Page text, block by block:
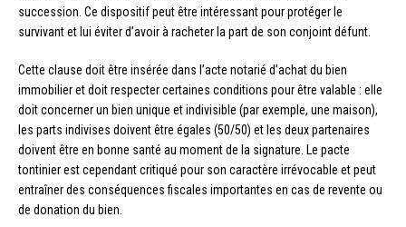
succession. Ce dispositif peut être intéressant pour protéger le
survivant et lui éviter d’avoir à racheter la part de son conjoint défunt.
Cette clause doit être insérée dans l’acte notarié d’achat du bien
immobilier et doit respecter certaines conditions pour être valable : elle
doit concerner un bien unique et indivisible (par exemple, une maison),
les parts indivises doivent être égales (50/50) et les deux partenaires
doivent être en bonne santé au moment de la signature. Le pacte
tontinier est cependant critiqué pour son caractère irrévocable et peut
entraîner des conséquences fiscales importantes en cas de revente ou
de donation du bien.